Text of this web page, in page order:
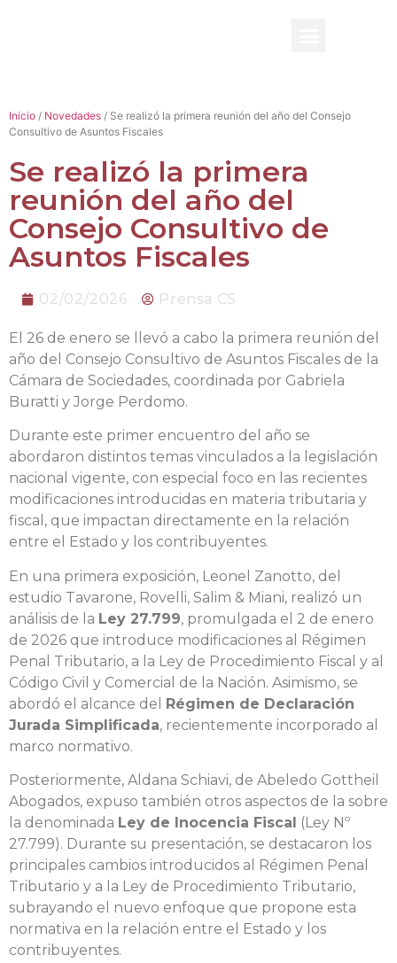
Inicio / Novedades / Se realizó la primera reunión del año del Consejo
Consultivo de Asuntos Fiscales
Se realizó la primera
reunión del año del
Consejo Consultivo de
Asuntos Fiscales
02/02/2026 Prensa CS
El 26 de enero se llevó a cabo la primera reunión del
año del Consejo Consultivo de Asuntos Fiscales de la
Cámara de Sociedades, coordinada por Gabriela
Buratti y Jorge Perdomo.
Durante este primer encuentro del año se
abordaron distintos temas vinculados a la legislación
nacional vigente, con especial foco en las recientes
modificaciones introducidas en materia tributaria y
fiscal, que impactan directamente en la relación
entre el Estado y los contribuyentes.
En una primera exposición, Leonel Zanotto, del
estudio Tavarone, Rovelli, Salim & Miani, realizó un
análisis de la Ley 27.799, promulgada el 2 de enero
de 2026 que introduce modificaciones al Régimen
Penal Tributario, a la Ley de Procedimiento Fiscal y al
Código Civil y Comercial de la Nación. Asimismo, se
abordó el alcance del Régimen de Declaración
Jurada Simplificada, recientemente incorporado al
marco normativo.
Posteriormente, Aldana Schiavi, de Abeledo Gottheil
Abogados, expuso también otros aspectos de la sobre
la denominada Ley de Inocencia Fiscal
(Ley Nº
27.799). Durante su presentación, se destacaron los
principales cambios introducidos al Régimen Penal
Tributario y a la Ley de Procedimiento Tributario,
subrayando el nuevo enfoque que propone esta
normativa en la relación entre el Estado y los
contribuyentes.